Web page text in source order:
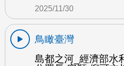
2025/11/30
鳥瞰臺灣
島都之河_經濟部水